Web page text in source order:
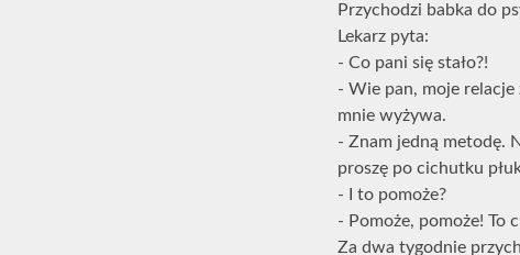
Przychodzi babka do
Lekarz pyta:
- Co pani się stało?!
- Wie pan, moje relacje
mnie wyżywa.
- Znam jedną metodę.
proszę po cichutku
- I to pomoże?
- Pomoże, pomoże! To
Za dwa tygodnie